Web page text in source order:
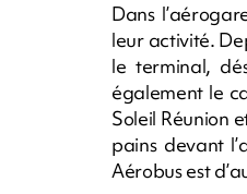
Dans
leur activité.
le terminal,
également le
Soleil Réunion
pains devant
Aérobus est